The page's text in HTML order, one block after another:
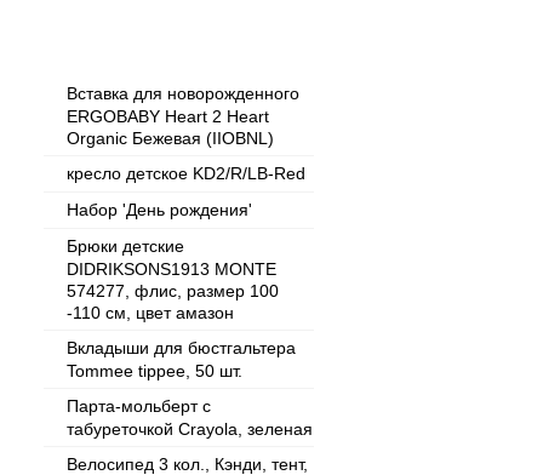
Вставка для новорожденного
ERGOBABY Heart 2 Heart
Organic Бежевая (IIOBNL)
кресло детское KD2/R/LB-Red
Набор 'День рождения'
Брюки детские
DIDRIKSONS1913 MONTE
574277, флис, размер 100
-110 см, цвет амазон
Вкладыши для бюстгальтера
Tommee tippee, 50 шт.
Парта-мольберт с
табуреточкой Crayola, зеленая
Велосипед 3 кол., Кэнди, тент,